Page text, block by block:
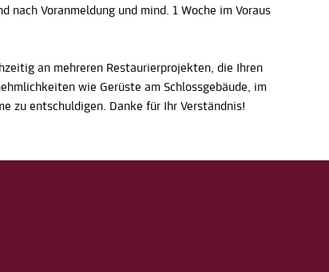
nach Voranmeldung und mind. 1 Woche im Voraus
an mehreren Restaurierprojekten, die Ihren
wie Gerüste am Schlossgebäude, im
zu entschuldigen. Danke für Ihr Verständnis!